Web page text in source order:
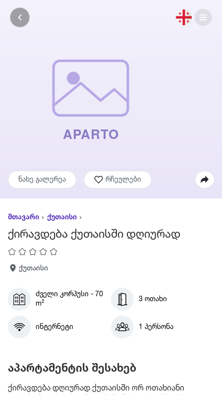
ნახე გალერეა რჩეულები
მთავარი ქუთაისი
ქირავდება ქუთაისში დღიურად
ქუთაისი
ძველი კორპუსი - 70
m²
3 ოთახი
ინტერნეტი 1 პერსონა
აპარტამენტის შესახებ
ქირავდება დღიურად ქუთაისში ორ ოთახიანი